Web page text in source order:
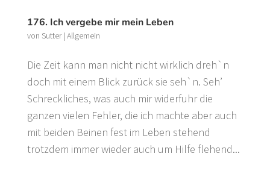
176. Ich vergebe mir mein Leben
von Sutter| Allgemein
Die Zeit kann man nicht nicht wirklich dreh`n
doch mit einem Blick zurück sie seh`n. Seh’
Schreckliches, was auch mir widerfuhr die
ganzen vielen Fehler, die ich machte aber auch
mit beiden Beinen fest im Leben stehend
trotzdem immer wieder auch um Hilfe flehend...